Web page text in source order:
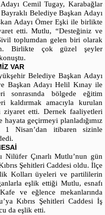
Cemil Tugay, Karabağlar
Belediye Başkan Adayı
Adayı Ömer Eşki ile birlikte
etti. Mutlu, “Desteğiniz ve
toplumdan gelen biri olarak
Birlikte çok güzel şeyler
VAR
Belediye Başkan Adayı
Başkan Adayı Helil Kınay ile
sonrasında bölgede eğitim
kaldırmak amacıyla kurulan
ziyaret etti. Dernek faaliyetleri
geçirmeyi planladığımız
Nisan’dan itibaren sizinle
Nilüfer Çınarlı Mutlu’nun gün
Şehitleri Caddesi oldu. İlçe
Kolları üyeleri ve partililerin
eşlik ettiği Mutlu, esnafı
ve eğlence mekanlarında
Kıbrıs Şehitleri Caddesi İş
da eşlik etti.